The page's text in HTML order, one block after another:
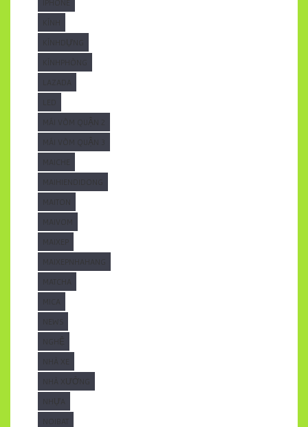
LAZADA
MÁI VÒM QUẬN 2
MÁI VÒM QUẬN 3
MAICHE
MAIHIENDIDONG
MAITON
MAIVOM
MAIXEP
MAIXEPNHAHANG
MATCHA
MICA
NHÀ XE
NHÀ XƯỞNG
NHỰA
NOIBAT